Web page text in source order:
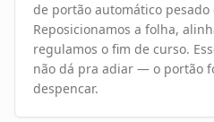
de portão automático
Reposicionamos a folha,
regulamos o fim de curso.
não dá pra adiar — o portão
despencar.